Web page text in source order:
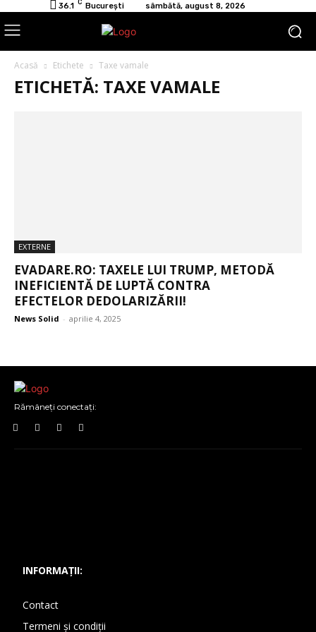
36.1 C București sâmbătă, august 8, 2026
Acasă Etichete Taxe vamale
ETICHETĂ: TAXE VAMALE
EXTERNE
EVADARE.RO: TAXELE LUI TRUMP, METODĂ
INEFICIENTĂ DE LUPTĂ CONTRA
EFECTELOR DEDOLARIZĂRII!
News Solid - aprilie 4, 2025
Rămâneți conectați:
INFORMAȚII:
Contact
Termeni și condiții